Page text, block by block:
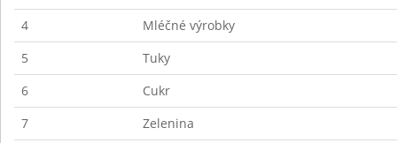
4
Mléčné výrobky
5
Tuky
6
Cukr
7
Zelenina